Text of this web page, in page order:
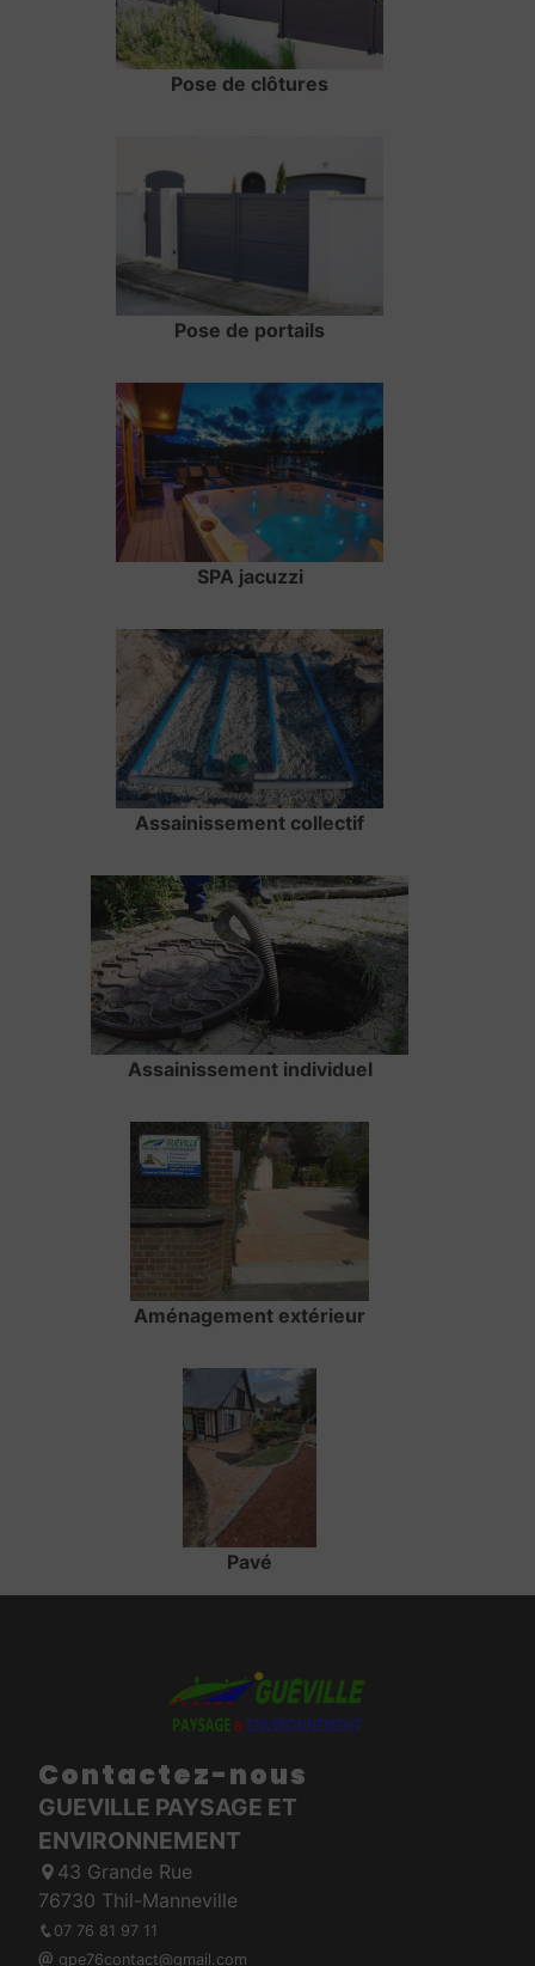
Pose de clôtures
Pose de portails
SPA jacuzzi
Assainissement collectif
Assainissement individuel
Aménagement extérieur
Pavé
Contactez-nous
GUEVILLE PAYSAGE ET
ENVIRONNEMENT
43 Grande Rue
76730 Thil-Manneville
07 76 81 97 11
gpe76contact@gmail.com